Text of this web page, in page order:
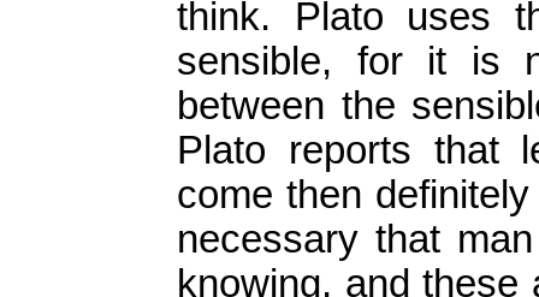
think. Plato uses
sensible, for it is
between the
Plato reports that
come then
necessary that
knowing, and these